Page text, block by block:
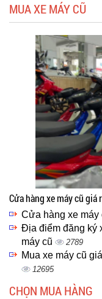
MUA XE MÁY CŨ
Cửa hàng xe máy cũ giá
Cửa hàng xe máy
Địa điểm đăng ký
máy cũ
2789
Mua xe máy cũ
12695
CHỌN MUA HÀNG